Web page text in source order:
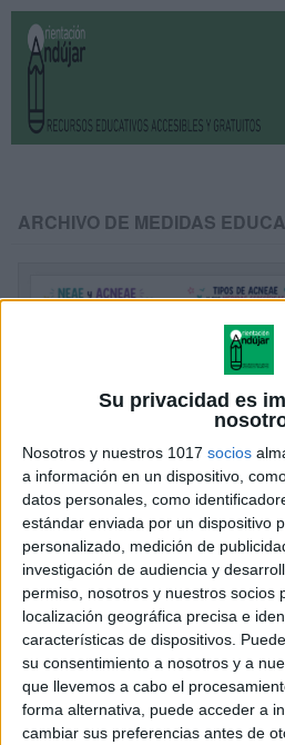
Su privacidad es
Nosotros y nuestros 1017 socios
a información en un dispositivo,
datos personales, como
estándar enviada por un dispositivo
personalizado, medición de
investigación de audiencia y
permiso, nosotros y nuestros socios
localización geográfica precisa e
características de dispositivos.
su consentimiento a nosotros y a
que llevemos a cabo el
forma alternativa, puede acceder a
cambiar sus preferencias antes de
ARCHIVO DE MEDIDAS
NEAE Y ACNEAE:
educativas
Publicado el 6 julio, 2026
En el camino hacia una
de los mayores retos a los que
docentes (y las familias) es
correctamente la atención […]
SEGUIR LEYENDO